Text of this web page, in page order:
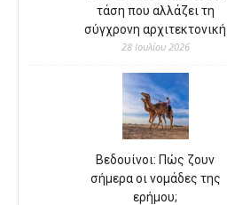
τάση που αλλάζει τη
σύγχρονη αρχιτεκτονική
28 Ιουλίου 2026
Βεδουίνοι: Πώς ζουν
σήμερα οι νομάδες της
ερήμου;